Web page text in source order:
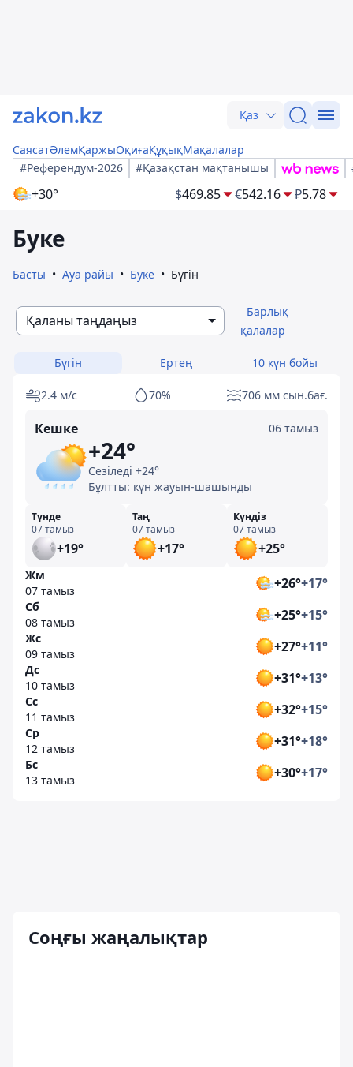
Қаз
СаясатӘлемҚаржыОқиғаҚұқықМақалалар
#Референдум-2026
#Қазақстан мақтанышы
+30° $469.85 €542.16 ₽5.78
Буке
Басты Ауа райы Буке Бүгін
Қаланы таңдаңыз
Барлық
қалалар
Бүгін Ертең 10 күн бойы
2.4 м/с 70% 706 мм сын.бағ.
Кешке 06 тамыз
+24°
Сезіледі +24°
Бұлтты: күн жауын-шашынды
Түнде
07 тамыз
+19°
Таң
07 тамыз
+17°
Күндіз
07 тамыз
+25°
Жм
07 тамыз
+26°+17°
Сб
08 тамыз
+25°+15°
Жс
09 тамыз
+27°+11°
Дс
10 тамыз
+31°+13°
Сс
11 тамыз
+32°+15°
Ср
12 тамыз
+31°+18°
Бс
13 тамыз
+30°+17°
Соңғы жаңалықтар